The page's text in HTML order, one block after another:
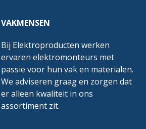
VAKMENSEN
Bij Elektroproducten werken
ervaren elektromonteurs met
passie voor hun vak en materialen.
We adviseren graag en zorgen dat
er alleen kwaliteit in ons
assortiment zit.